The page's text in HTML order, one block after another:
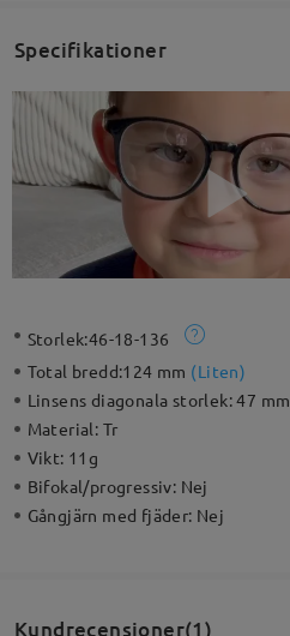
Specifikationer
Storlek:46-18-136
Total bredd:124 mm (Liten)
Linsens diagonala storlek:47 mm
Material: Tr
Vikt: 11g
Bifokal/progressiv: Nej
Gångjärn med fjäder: Nej
Kundrecensioner(1)